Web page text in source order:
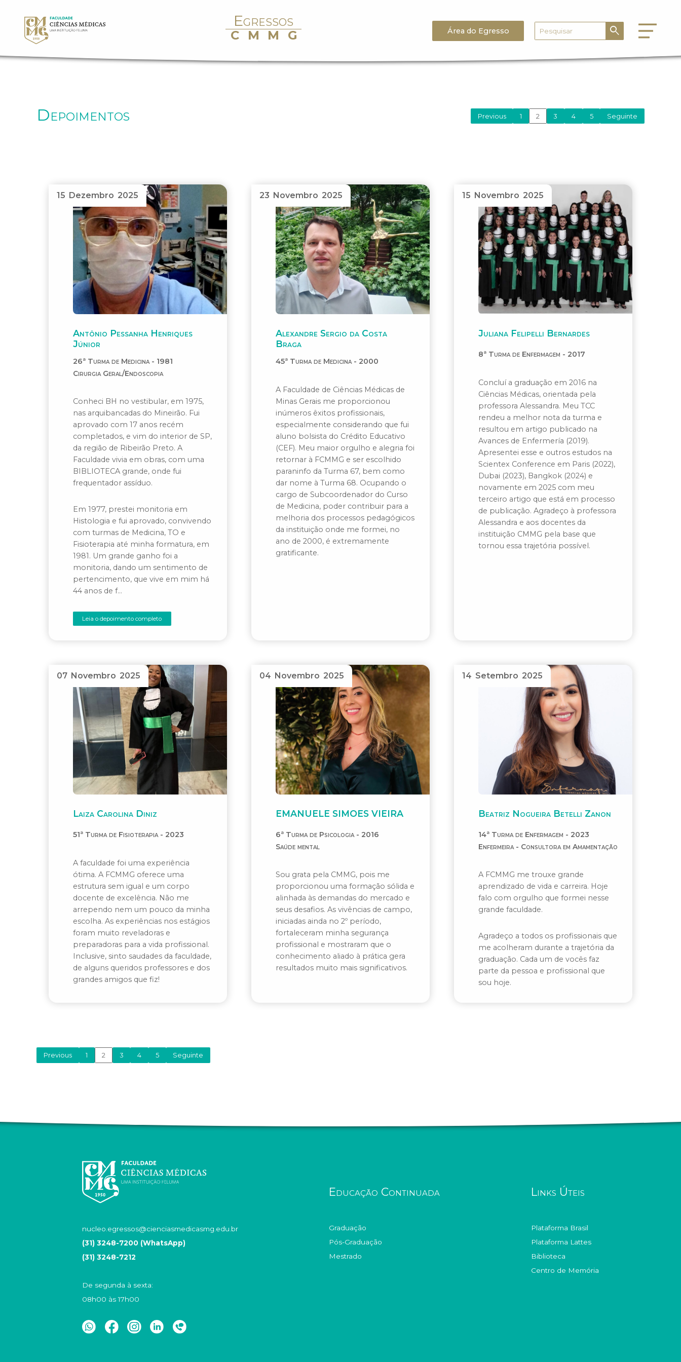
Egressos
CMMG Área do Egresso
Depoimentos Previous 1 2 3 4 5 Seguinte
15 Dezembro 2025
Antônio Pessanha Henriques
Júnior
26ª Turma de Medicina - 1981
Cirurgia Geral/Endoscopia
Conheci BH no vestibular, em 1975,
nas arquibancadas do Mineirão. Fui
aprovado com 17 anos recém
completados, e vim do interior de SP,
da região de Ribeirão Preto. A
Faculdade vivia em obras, com uma
BIBLIOTECA grande, onde fui
frequentador assíduo.
Em 1977, prestei monitoria em
Histologia e fui aprovado, convivendo
com turmas de Medicina, TO e
Fisioterapia até minha formatura, em
1981. Um grande ganho foi a
monitoria, dando um sentimento de
pertencimento, que vive em mim há
44 anos de f…
Leia o depoimento completo
23 Novembro 2025
Alexandre Sergio da Costa
Braga
45ª Turma de Medicina - 2000
A Faculdade de Ciências Médicas de
Minas Gerais me proporcionou
inúmeros êxitos profissionais,
especialmente considerando que fui
aluno bolsista do Crédito Educativo
(CEF). Meu maior orgulho e alegria foi
retornar à FCMMG e ser escolhido
paraninfo da Turma 67, bem como
dar nome à Turma 68. Ocupando o
cargo de Subcoordenador do Curso
de Medicina, poder contribuir para a
melhoria dos processos pedagógicos
da instituição onde me formei, no
ano de 2000, é extremamente
gratificante.
15 Novembro 2025
Juliana Felipelli Bernardes
8ª Turma de Enfermagem - 2017
Concluí a graduação em 2016 na
Ciências Médicas, orientada pela
professora Alessandra. Meu TCC
rendeu a melhor nota da turma e
resultou em artigo publicado na
Avances de Enfermería (2019).
Apresentei esse e outros estudos na
Scientex Conference em Paris (2022),
Dubai (2023), Bangkok (2024) e
novamente em 2025 com meu
terceiro artigo que está em processo
de publicação. Agradeço à professora
Alessandra e aos docentes da
instituição CMMG pela base que
tornou essa trajetória possível.
07 Novembro 2025
Laiza Carolina Diniz
51ª Turma de Fisioterapia - 2023
A faculdade foi uma experiência
ótima. A FCMMG oferece uma
estrutura sem igual e um corpo
docente de excelência. Não me
arrependo nem um pouco da minha
escolha. As experiências nos estágios
foram muito reveladoras e
preparadoras para a vida profissional.
Inclusive, sinto saudades da faculdade,
de alguns queridos professores e dos
grandes amigos que fiz!
04 Novembro 2025
EMANUELE SIMOES VIEIRA
6ª Turma de Psicologia - 2016
Saúde mental
Sou grata pela CMMG, pois me
proporcionou uma formação sólida e
alinhada às demandas do mercado e
seus desafios. As vivências de campo,
iniciadas ainda no 2º período,
fortaleceram minha segurança
profissional e mostraram que o
conhecimento aliado à prática gera
resultados muito mais significativos.
14 Setembro 2025
Beatriz Nogueira Betelli Zanon
14ª Turma de Enfermagem - 2023
Enfermeira - Consultora em Amamentação
A FCMMG me trouxe grande
aprendizado de vida e carreira. Hoje
falo com orgulho que formei nesse
grande faculdade.
Agradeço a todos os profissionais que
me acolheram durante a trajetória da
graduação. Cada um de vocês faz
parte da pessoa e profissional que
sou hoje.
Previous 1 2 3 4 5 Seguinte
nucleo.egressos@cienciasmedicasmg.edu.br
(31) 3248-7200 (WhatsApp)
(31) 3248-7212
De segunda à sexta:
08h00 às 17h00
Educação Continuada
Graduação
Pós-Graduação
Mestrado
Links Úteis
Plataforma Brasil
Plataforma Lattes
Biblioteca
Centro de Memória